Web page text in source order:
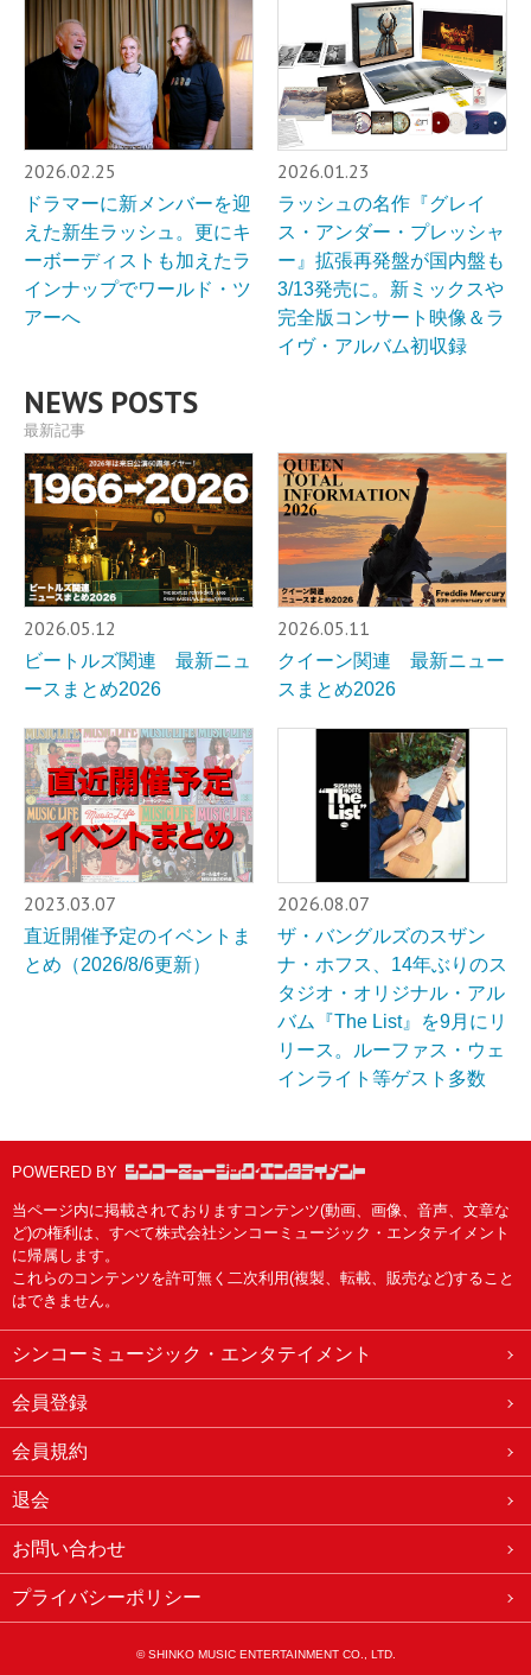
2026.02.25
ドラマーに新メンバーを迎
えた新生ラッシュ。更にキ
ーボーディストも加えたラ
インナップでワールド・ツ
アーへ
2026.01.23
ラッシュの名作『グレイ
ス・アンダー・プレッシャ
ー』拡張再発盤が国内盤も
3/13発売に。新ミックスや
完全版コンサート映像＆ラ
イヴ・アルバム初収録
NEWS POSTS
最新記事
2026.05.12
ビートルズ関連 最新ニュ
ースまとめ2026
2026.05.11
クイーン関連 最新ニュー
スまとめ2026
2023.03.07
直近開催予定のイベントま
とめ（2026/8/6更新）
2026.08.07
ザ・バングルズのスザン
ナ・ホフス、14年ぶりのス
タジオ・オリジナル・アル
バム『The List』を9月にリ
リース。ルーファス・ウェ
インライト等ゲスト多数
POWERED BY
当ページ内に掲載されておりますコンテンツ(動画、画像、音声、文章な
ど)の権利は、すべて株式会社シンコーミュージック・エンタテイメント
に帰属します。
これらのコンテンツを許可無く二次利用(複製、転載、販売など)すること
はできません。
シンコーミュージック・エンタテイメント
会員登録
会員規約
退会
お問い合わせ
プライバシーポリシー
© SHINKO MUSIC ENTERTAINMENT CO., LTD.